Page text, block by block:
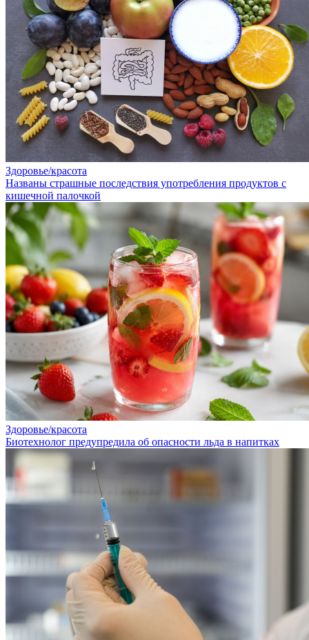
Здоровье/красота
Названы страшные последствия употребления продуктов с
кишечной палочкой
Здоровье/красота
Биотехнолог предупредила об опасности льда в напитках